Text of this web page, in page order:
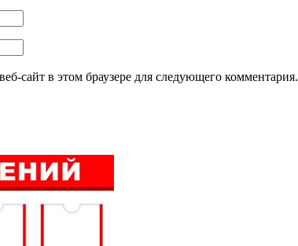
сайт в этом браузере для следующего комментария.